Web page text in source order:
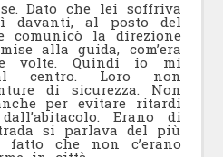
Dato che lei soffriva
davanti, al posto del
comunicò la direzione
alla guida, com’era
volte. Quindi io mi
centro. Loro non
di sicurezza. Non
per evitare ritardi
Erano di
si parlava del più
che non c’erano